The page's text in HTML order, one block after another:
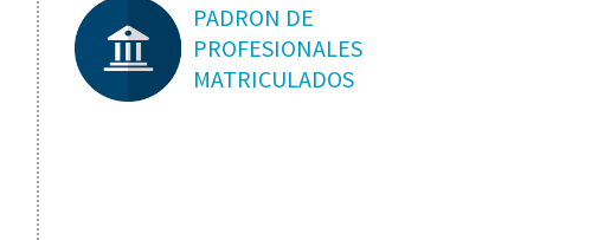
PADRON DE
PROFESIONALES
MATRICULADOS